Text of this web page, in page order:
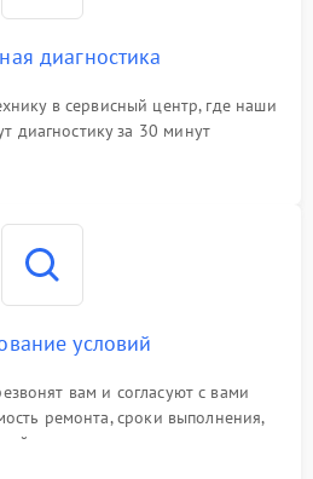
диагностика
в сервисный центр, где наши
диагностику за 30 минут
условий
вам и согласуют с вами
ремонта, сроки выполнения,
условия